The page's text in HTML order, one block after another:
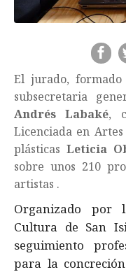
El jurado,
subsecretaria
Andrés Labaké,
Licenciada en Artes
plásticasLeticia
sobre unos 210
artistas .
Organizado por
Cultura de San
seguimiento
para la